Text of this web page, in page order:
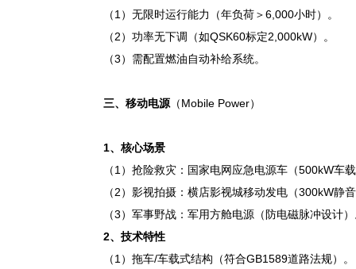
（1）无限时运行能力（年负荷＞6,000小时）。
（2）功率无下调（如QSK60标定2,000kW）。
（3）需配置燃油自动补给系统。
三、移动电源 （Mobile Power）
1、 核心场景
（1）抢险救灾：国家电网应急电源车（500kW车
（2）影视拍摄：横店影视城移动发电（300kW静
（3）军事野战：军用方舱电源（防电磁脉冲设计
2、 技术特性
（1）拖车/车载式结构（符合GB1589道路法规）。